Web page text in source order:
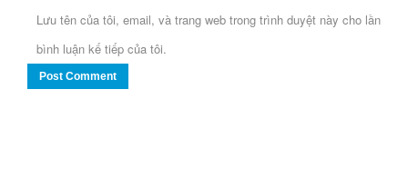
Lưu tên của tôi, email, và trang web trong trình duyệt này cho lần
bình luận kế tiếp của tôi.